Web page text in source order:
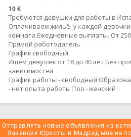
10 €
Требуются девушки для работы в
Оплачиваем жильё, у каждой девочки
комната.Ежедневные выплаты. От
Прямой работодатель
График свободный
Ищем девушек от 18 до 40 лет Без
зависимостей
График работы - свободный
- нет опыта работы Пол - женский
Отправлять новые объявления из
Вакансия Юристы в Мадрид мне на